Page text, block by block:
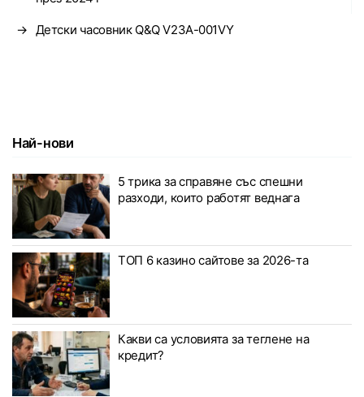
→ Детски часовник Q&Q V23A-001VY
Най-нови
5 трика за справяне със спешни
разходи, които работят веднага
ТОП 6 казино сайтове за 2026-та
Какви са условията за теглене на
кредит?